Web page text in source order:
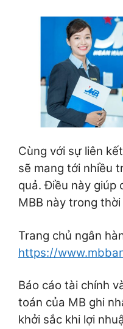
Cùng với sự liên
sẽ mang tới nhiều
quả. Điều này giúp
MBB này trong
Trang chủ ngân
https://
Báo cáo tài chính
toán của MB ghi
khởi sắc khi lợi